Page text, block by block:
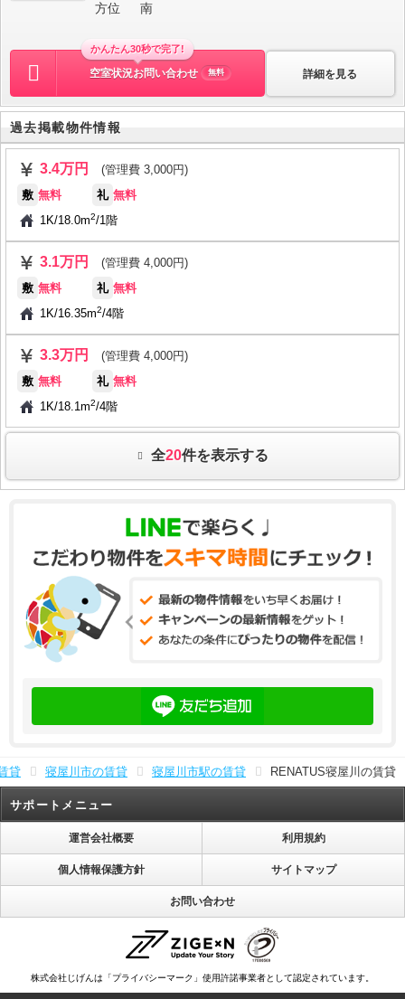
方位 南
詳細を見る
かんたん30秒で完了!
空室状況お問い合わせ 無料
過去掲載物件情報
3.4万円
(管理費 3,000円)
敷 無料 礼 無料
1K/18.0m2/1階
3.1万円
(管理費 4,000円)
敷 無料 礼 無料
1K/16.35m2/4階
3.3万円
(管理費 4,000円)
敷 無料 礼 無料
1K/18.1m2/4階
全20件を表示する
貸 寝屋川市の賃貸 寝屋川市駅の賃貸 RENATUS寝屋川の賃貸
サポートメニュー
運営会社概要 利用規約
個人情報保護方針 サイトマップ
お問い合わせ
株式会社じげんは「プライバシーマーク」使用許諾事業者として認定されています。